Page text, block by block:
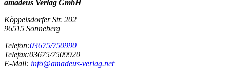
amadeus Verlag GmbH
Köppelsdorfer Str. 202
96515 Sonneberg
Telefon:03675/750990
Telefax:03675/7509920
E-Mail: info@amadeus-verlag.net